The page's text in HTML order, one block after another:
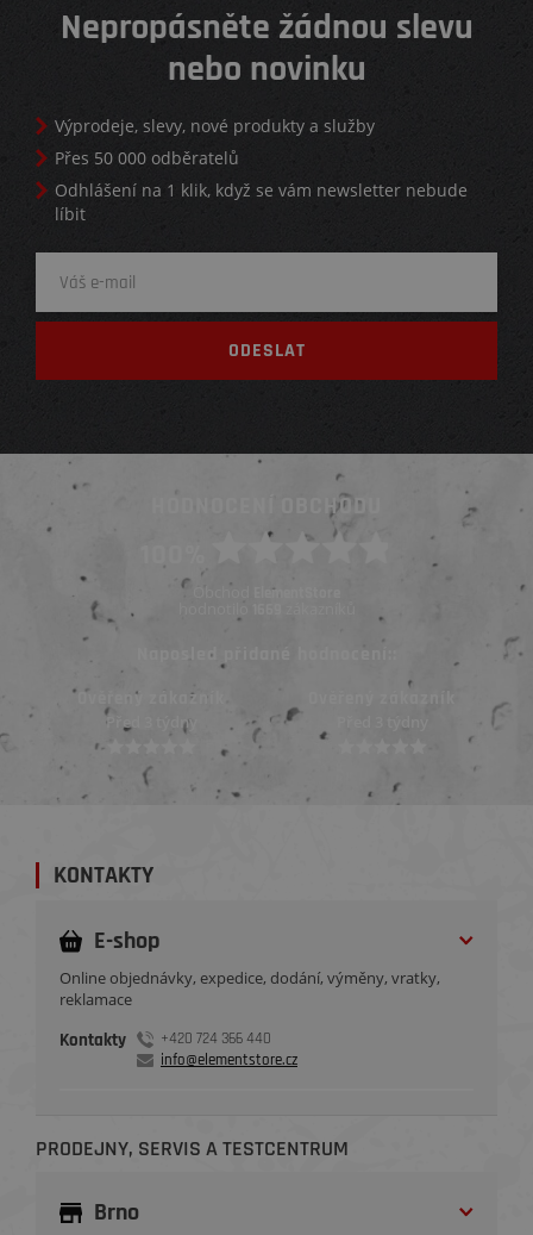
Nepropásněte žádnou slevu
nebo novinku
Výprodeje, slevy, nové produkty a služby
Přes 50 000 odběratelů
Odhlášení na 1 klik, když se vám newsletter nebude
líbit
HODNOCENÍ OBCHODU
Obchod ElementStore
hodnotilo
Naposled přidané hodnocení::
Ověřený zákazník
Před 3 týdny
KONTAKTY
E-shop
Online objednávky, expedice, dodání, výměny, vratky,
reklamace
Kontakty
+420 724 366 440
info@elementstore.cz
PRODEJNY, SERVIS A TESTCENTRUM
Brno